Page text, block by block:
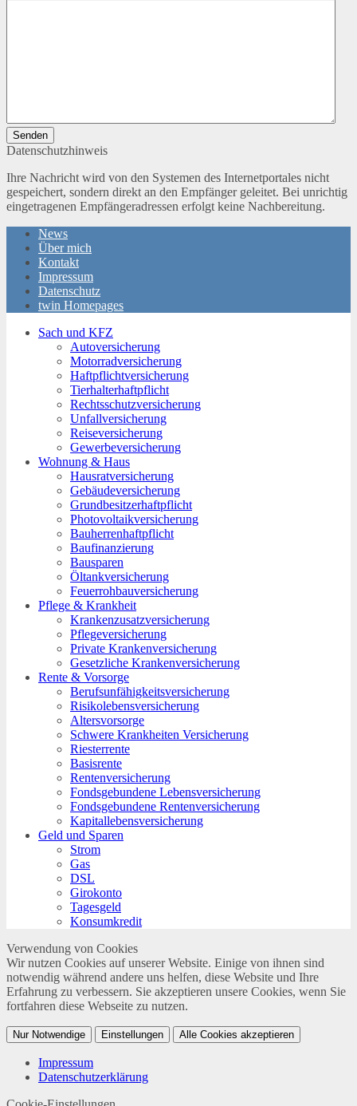
Senden
Datenschutzhinweis
Ihre Nachricht wird von den Systemen des Internetportales nicht
gespeichert, sondern direkt an den Empfänger geleitet. Bei unrichtig
eingetragenen Empfängeradressen erfolgt keine Nachbereitung.
News
Über mich
Kontakt
Impressum
Datenschutz
twin Homepages
Sach und KFZ
Autoversicherung
Motorradversicherung
Haftpflichtversicherung
Tierhalterhaftpflicht
Rechtsschutzversicherung
Unfallversicherung
Reiseversicherung
Gewerbeversicherung
Wohnung & Haus
Hausratversicherung
Gebäudeversicherung
Grundbesitzerhaftpflicht
Photovoltaikversicherung
Bauherrenhaftpflicht
Baufinanzierung
Bausparen
Öltankversicherung
Feuerrohbauversicherung
Pflege & Krankheit
Krankenzusatzversicherung
Pflegeversicherung
Private Krankenversicherung
Gesetzliche Krankenversicherung
Rente & Vorsorge
Berufs­unfähigkeitsversicherung
Risikolebensversicherung
Altersvorsorge
Schwere Krankheiten Versicherung
Riesterrente
Basisrente
Rentenversicherung
Fondsgebundene Lebensversicherung
Fondsgebundene Rentenversicherung
Kapitallebensversicherung
Geld und Sparen
Strom
Gas
DSL
Girokonto
Tagesgeld
Konsumkredit
Verwendung von Cookies
Wir nutzen Cookies auf unserer Website. Einige von ihnen sind
notwendig während andere uns helfen, diese Website und Ihre
Erfahrung zu verbessern. Sie akzeptieren unsere Cookies, wenn Sie
fortfahren diese Webseite zu nutzen.
Nur Notwendige Einstellungen Alle Cookies akzeptieren
Impressum
Datenschutzerklärung